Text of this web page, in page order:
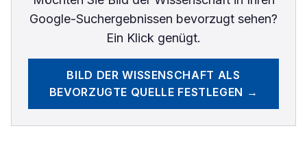
Google-Suchergebnissen bevorzugt sehen?
Ein Klick genügt.
BILD DER WISSENSCHAFT ALS
BEVORZUGTE QUELLE FESTLEGEN →